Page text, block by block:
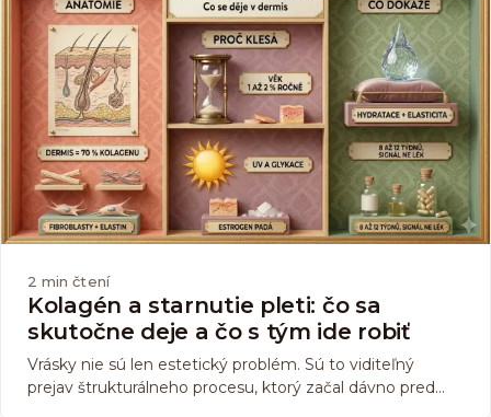
2 min čtení
Kolagén a starnutie pleti: čo sa
skutočne deje a čo s tým ide robiť
Vrásky nie sú len estetický problém. Sú to viditeľný
prejav štrukturálneho procesu, ktorý začal dávno pred